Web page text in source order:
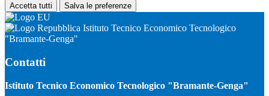
Accetta tutti Salva le preferenze
Istituto Tecnico Economico Tecnologico
"Bramante-Genga"
Contatti
Istituto Tecnico Economico Tecnologico "Bramante-Genga"